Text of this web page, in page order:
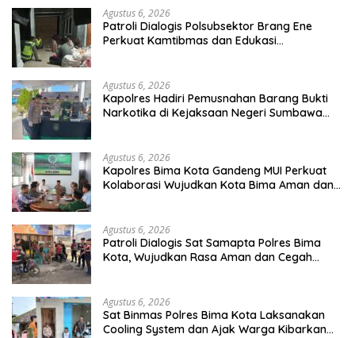
Agustus 6, 2026
Patroli Dialogis Polsubsektor Brang Ene
Perkuat Kamtibmas dan Edukasi
Agustus 6, 2026
Kapolres Hadiri Pemusnahan Barang Bukti
Narkotika di Kejaksaan Negeri Sumbawa
Agustus 6, 2026
Kapolres Bima Kota Gandeng MUI Perkuat
Kolaborasi Wujudkan Kota Bima Aman dan
Agustus 6, 2026
Patroli Dialogis Sat Samapta Polres Bima
Kota, Wujudkan Rasa Aman dan Cegah
Agustus 6, 2026
Sat Binmas Polres Bima Kota Laksanakan
Cooling System dan Ajak Warga Kibarkan